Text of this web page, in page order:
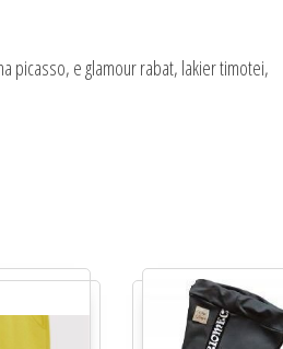
picasso, e glamour rabat, lakier timotei,